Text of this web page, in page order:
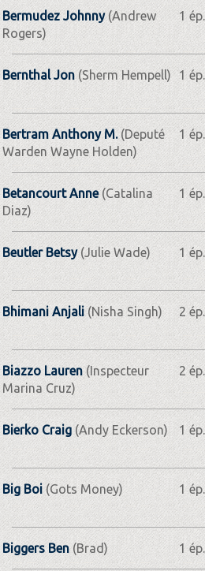
Bermudez Johnny(Andrew
Rogers)
1 ép.
Bernthal Jon(Sherm Hempell) 1 ép.
Bertram Anthony M.(Deputé
Warden Wayne Holden)
1 ép.
Betancourt Anne(Catalina
Diaz)
1 ép.
Beutler Betsy(Julie Wade) 1 ép.
Bhimani Anjali(Nisha Singh) 2 ép.
Biazzo Lauren(Inspecteur
Marina Cruz)
2 ép.
Bierko Craig (Andy Eckerson) 1 ép.
Big Boi(Gots Money) 1 ép.
Biggers Ben(Brad) 1 ép.